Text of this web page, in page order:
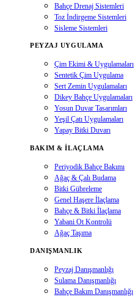
Bahçe Drenaj Sistemleri
Toz İndirgeme Sistemleri
Sisleme Sistemleri
PEYZAJ UYGULAMA
Çim Ekimi & Uygulamaları
Sentetik Çim Uygulama
Sert Zemin Uygulamaları
Dikey Bahçe Uygulamaları
Yosun Duvar Tasarımları
Yeşil Çatı Uygulamaları
Yapay Bitki Duvarı
BAKIM & İLAÇLAMA
Periyodik Bahçe Bakımı
Ağaç & Çalı Budama
Bitki Gübreleme
Genel Haşere İlaçlama
Bahçe & Bitki İlaçlama
Yabani Ot Kontrolü
Ağaç Taşıma
DANIŞMANLIK
Peyzaj Danışmanlığı
Sulama Danışmanlığı
Bahçe Bakım Danışmanlığı